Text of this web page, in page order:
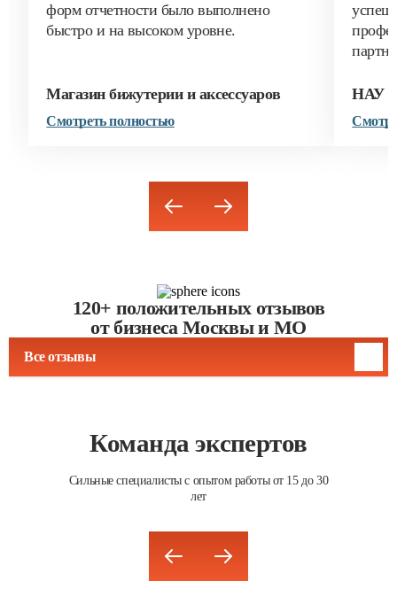
форм отчетности было выполнено
быстро и на высоком уровне.
Магазин бижутерии и аксессуаров
Смотреть полностью
НАУ
120+ положительных отзывов
от бизнеса Москвы и МО
Все отзывы
Команда экспертов
Сильные специалисты с опытом работы от 15 до 30
лет